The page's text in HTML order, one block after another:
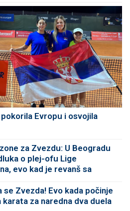
Evropu i osvojila
za Zvezdu: U Beogradu
o plej-ofu Lige
evo kad je revanš sa
se Zvezda! Evo kada počinje
karata za naredna dva duela